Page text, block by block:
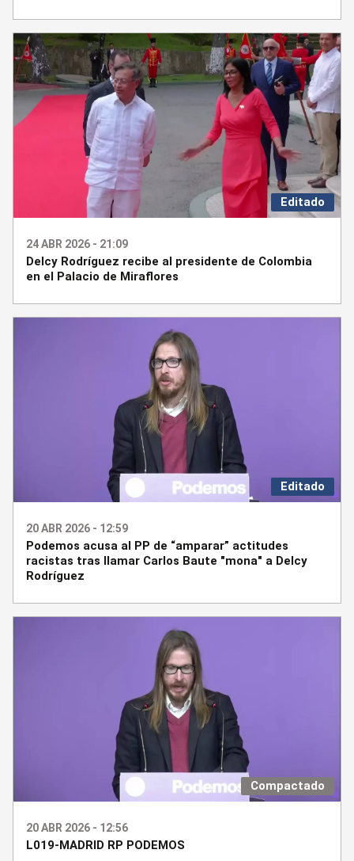
Editado
24 ABR 2026 - 21:09
Delcy Rodríguez recibe al presidente de Colombia
en el Palacio de Miraflores
Editado
20 ABR 2026 - 12:59
Podemos acusa al PP de “amparar” actitudes
racistas tras llamar Carlos Baute "mona" a Delcy
Rodríguez
Compactado
20 ABR 2026 - 12:56
L019-MADRID RP PODEMOS